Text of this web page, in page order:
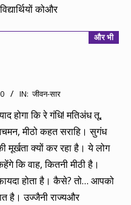
कोऔर
और भी
IN: जीवन-सार
होगा कि रे गंधि! मतिअंध तू,
मीठो कहत सराहि। सुगंध
मूर्खता क्यों कर रहा है। ये लोग
कि वाह, कितनी मीठी है।
होता है। कैसे? तो… आपको
है। उज्जैनी राज्यऔर